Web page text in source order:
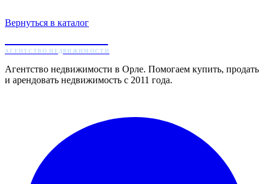
Вернуться в каталог
АГЕНТСТВО НЕДВИЖИМОСТИ
Агентство недвижимости в Орле. Помогаем купить, продать
и арендовать недвижимость с 2011 года.